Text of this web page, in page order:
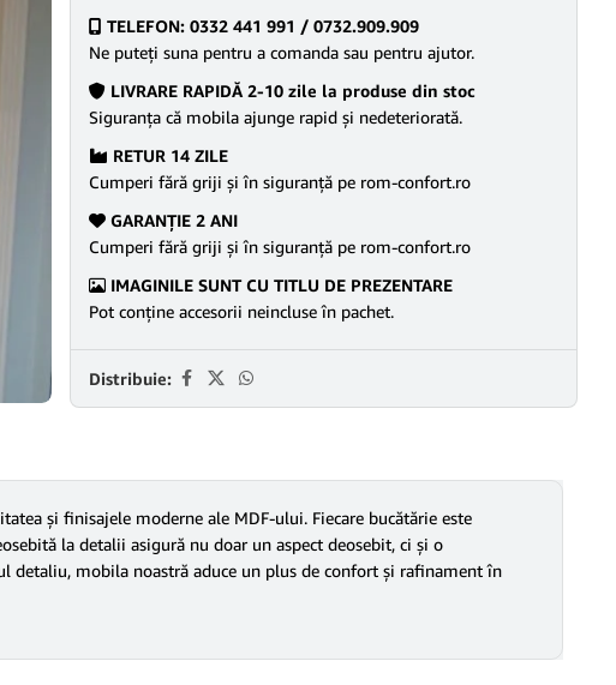
TELEFON: 0332 441 991 / 0732.909.909
Ne puteţi suna pentru a comanda sau pentru ajutor.
LIVRARE RAPIDĂ 2-10 zile la produse din stoc
Siguranţa că mobila ajunge rapid şi nedeteriorată.
RETUR 14 ZILE
Cumperi fără griji şi în siguranţă pe rom-confort.ro
GARANŢIE 2 ANI
Cumperi fără griji şi în siguranţă pe rom-confort.ro
IMAGINILE SUNT CU TITLU DE PREZENTARE
Pot conține accesorii neincluse în pachet.
Distribuie:
și finisajele moderne ale MDF-ului. Fiecare bucătărie este
la detalii asigură nu doar un aspect deosebit, ci și o
detaliu, mobila noastră aduce un plus de confort și rafinament în